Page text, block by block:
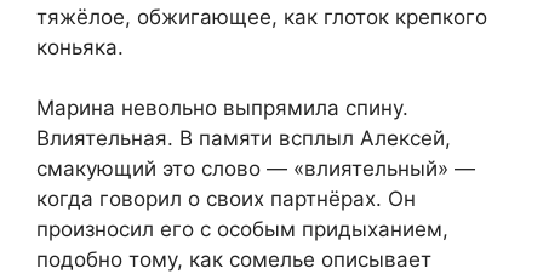
тяжёлое, обжигающее, как глоток крепкого
коньяка.
Марина невольно выпрямила спину.
Влиятельная. В памяти всплыл Алексей,
смакующий это слово — «влиятельный» —
когда говорил о своих партнёрах. Он
произносил его с особым придыханием,
подобно тому, как сомелье описывает